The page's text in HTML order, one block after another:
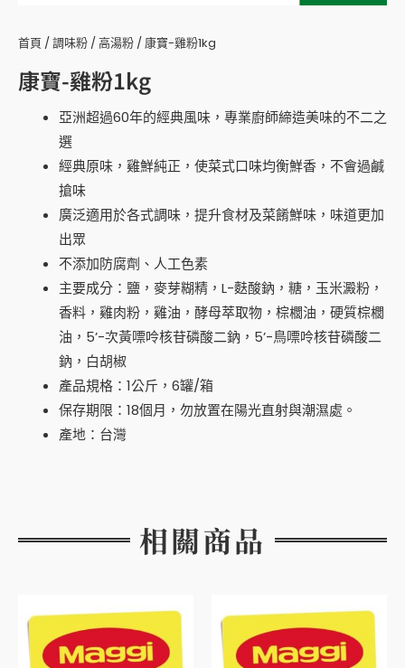
首頁 /調味粉 /高湯粉 / 康寶-雞粉1kg
康寶-雞粉1kg
亞洲超過60年的經典風味，專業廚師締造美味的不二之
選
經典原味，雞鮮純正，使菜式口味均衡鮮香，不會過鹹
搶味
廣泛適用於各式調味，提升食材及菜餚鮮味，味道更加
出眾
不添加防腐劑、人工色素
主要成分：鹽，麥芽糊精，L-麩酸鈉，糖，玉米澱粉，
香料，雞肉粉，雞油，酵母萃取物，棕櫚油，硬質棕櫚
油，5’-次黃嘌呤核苷磷酸二鈉，5’-鳥嘌呤核苷磷酸二
鈉，白胡椒
產品規格：1公斤，6罐/箱
保存期限：18個月，勿放置在陽光直射與潮濕處。
產地：台灣
相關商品